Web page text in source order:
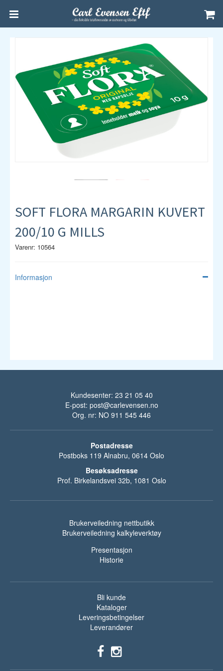
SOFT FLORA MARGARIN KUVERT
200/10 G MILLS
Varenr: 10564
Informasjon
Kundesenter: 23 21 05 40
E-post: post@carlevensen.no
Org. nr: NO 911 545 446
Postadresse
Postboks 119 Alnabru, 0614 Oslo
Besøksadresse
Prof. Birkelandsvei 32b, 1081 Oslo
Brukerveiledning nettbutikk
Brukerveiledning kalkyleverktøy
Presentasjon
Historie
Bli kunde
Kataloger
Leveringsbetingelser
Leverandører